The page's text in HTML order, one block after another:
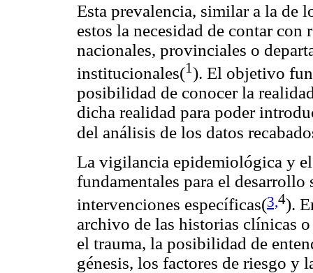
Esta prevalencia, similar a la de
estos la necesidad de contar con
nacionales, provinciales o
institucionales(1). El objetivo
posibilidad de conocer la
dicha realidad para poder
del análisis de los datos
La vigilancia epidemiológica y
fundamentales para el
intervenciones específicas(3,4).
archivo de las historias clínicas
el trauma, la posibilidad de
génesis, los factores de riesgo y